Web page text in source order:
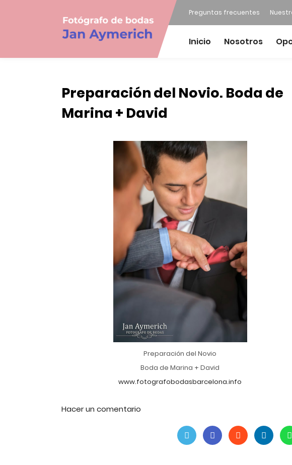
Preguntas frecuentes
Inicio Nosotros
Preparación del Novio. Boda de
Marina + David
Preparación del Novio
Boda de Marina + David
www.fotografobodasbarcelona.info
Hacer un comentario